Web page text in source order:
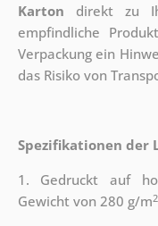
Karton direkt zu
empfindliche
Verpackung ein
das Risiko von
Spezifikationen der
1. Gedruckt auf
Gewicht von 280 g/m2